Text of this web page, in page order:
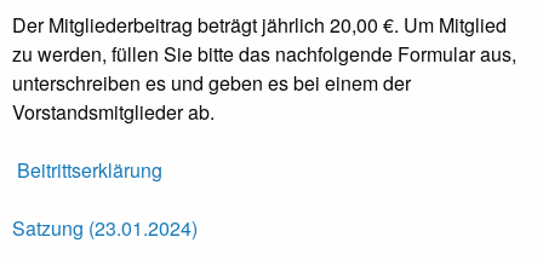
Der Mitgliederbeitrag beträgt jährlich 20,00 €. Um Mitglied
zu werden, füllen Sie bitte das nachfolgende Formular aus,
unterschreiben es und geben es bei einem der
Vorstandsmitglieder ab.
Beitrittserklärung
Satzung (23.01.2024)